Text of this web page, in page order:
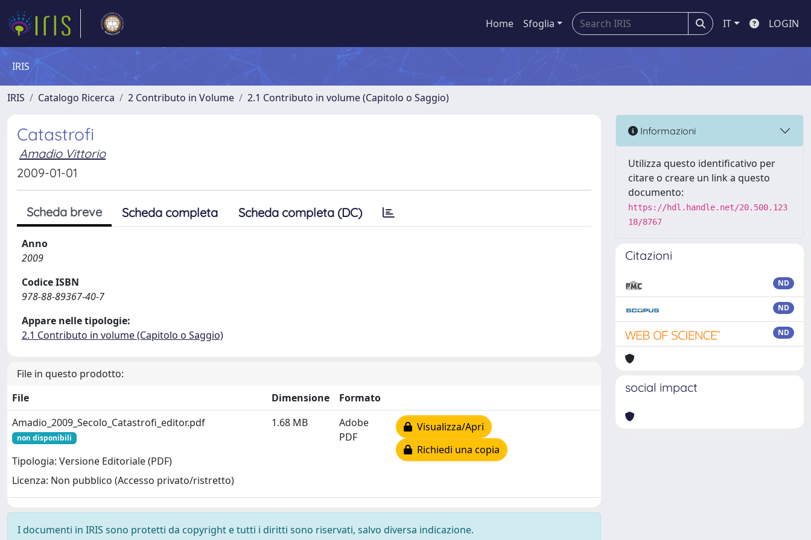
Home Sfoglia IT LOGIN
IRIS
IRIS Catalogo Ricerca 2 Contributo in Volume 2.1 Contributo in volume (Capitolo o Saggio)
Catastrofi
Amadio Vittorio
2009-01-01
Scheda breve Scheda completa Scheda completa (DC)
Anno
2009
Codice ISBN
978-88-89367-40-7
Appare nelle tipologie:
2.1 Contributo in volume (Capitolo o Saggio)
File in questo prodotto:
File
Dimensione
Formato
Amadio_2009_Secolo_Catastrofi_editor.pdf
non disponibili
Tipologia: Versione Editoriale (PDF)
Licenza: Non pubblico (Accesso privato/ristretto)
1.68 MB
Adobe
PDF
Visualizza/Apri
Richiedi una copia
I documenti in IRIS sono protetti da copyright e tutti i diritti sono riservati, salvo diversa indicazione.
Informazioni
Utilizza questo identificativo per
citare o creare un link a questo
documento:
https://hdl.handle.net/20.500.123
18/8767
Citazioni
ND
ND
ND
social impact